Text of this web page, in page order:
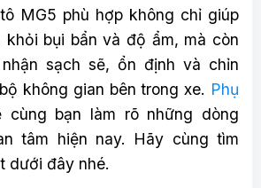
MG5 phù hợp không chỉ giúp
khỏi bụi bẩn và độ ẩm, mà còn
sạch sẽ, ổn định và chỉn
không gian bên trong xe. Phụ
cùng bạn làm rõ những dòng
tâm hiện nay. Hãy cùng tìm
dưới đây nhé.